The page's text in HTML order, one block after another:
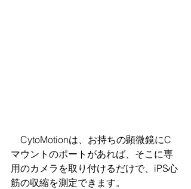
CytoMotionは、お持ちの顕微鏡にC
マウントのポートがあれば、そこに専
用のカメラを取り付けるだけで、iPS心
筋の収縮を測定できます。